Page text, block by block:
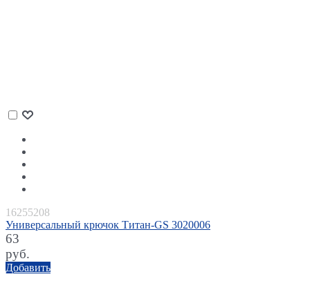
16255208
Универсальный крючок Титан-GS 3020006
63
руб.
Добавить